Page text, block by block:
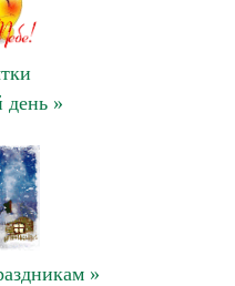
день »
»